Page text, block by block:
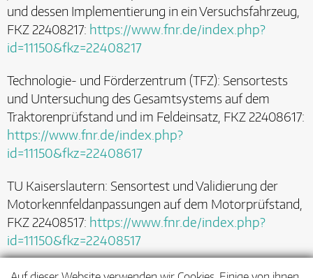
und dessen Implementierung in ein Versuchsfahrzeug,
FKZ 22408217: https://www.fnr.de/index.php?
id=11150&fkz=22408217
Technologie- und Förderzentrum (TFZ): Sensortests
und Untersuchung des Gesamtsystems auf dem
Traktorenprüfstand und im Feldeinsatz, FKZ 22408617:
https://www.fnr.de/index.php?
id=11150&fkz=22408617
TU Kaiserslautern: Sensortest und Validierung der
Motorkennfeldanpassungen auf dem Motorprüfstand,
FKZ 22408517: https://www.fnr.de/index.php?
id=11150&fkz=22408517